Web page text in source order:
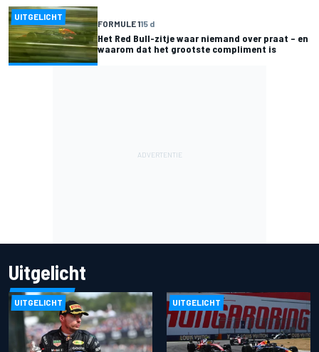
UITGELICHT
FORMULE 115 d
Het Red Bull-zitje waar niemand over praat – en
waarom dat het grootste compliment is
Uitgelicht
UITGELICHT UITGELICHT